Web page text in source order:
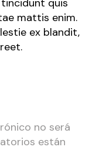
mattis enim.
ex blandit,
no será
están